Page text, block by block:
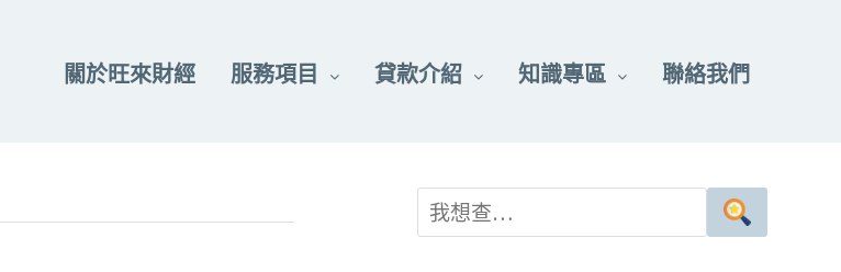
關於旺來財經 服務項目 貸款介紹 知識專區 聯絡我們